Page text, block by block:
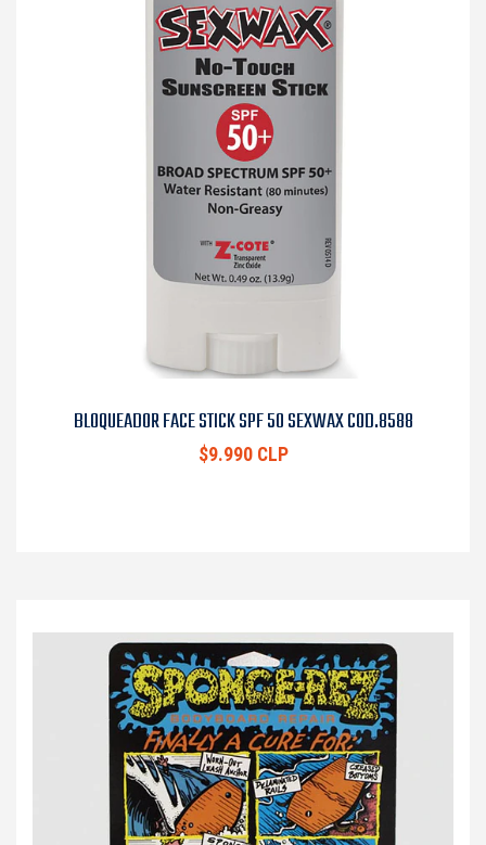
BLOQUEADOR FACE STICK SPF 50 SEXWAX COD.8588
$9.990 CLP